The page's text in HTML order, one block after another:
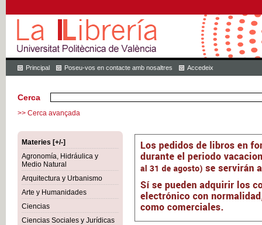
Principal Poseu-vos en contacte amb nosaltres Accedeix
Cerca
>> Cerca avançada
Materies [+/-]
Agronomía, Hidráulica y
Medio Natural
Arquitectura y Urbanismo
Arte y Humanidades
Ciencias
Ciencias Sociales y Jurídicas